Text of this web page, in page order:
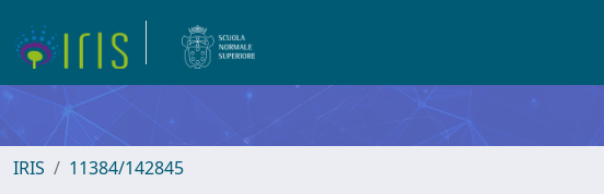
IRIS 11384/142845